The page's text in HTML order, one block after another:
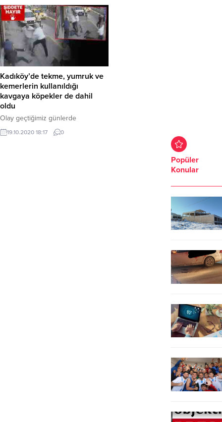
Kadıköy’de tekme, yumruk ve
kemerlerin kullanıldığı
kavgaya köpekler de dahil
oldu
Olay geçtiğimiz günlerde
Osmanağa Mahallesi’nde yaşandı.
İddialara göre pitbull cinsi
19.10.2020 18:17 0
Popüler
Konular